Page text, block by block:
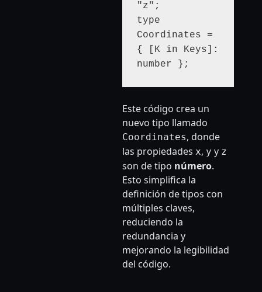
"z";
type
Coordinates =
{ [K in Keys]:
Este código crea un
nuevo tipo llamado
Coordinates, donde
las propiedades x, y y z
son de tipo número.
Esto simplifica la
definición de tipos con
múltiples claves,
reduciendo la
redundancia y
mejorando la legibilidad
del código.